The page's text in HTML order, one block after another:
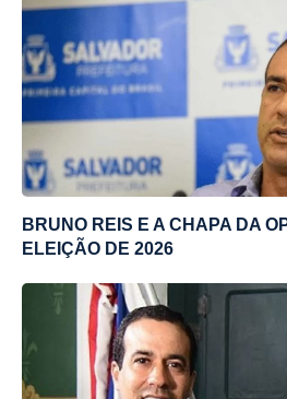
BRUNO REIS E A CHAPA DA
ELEIÇÃO DE 2026